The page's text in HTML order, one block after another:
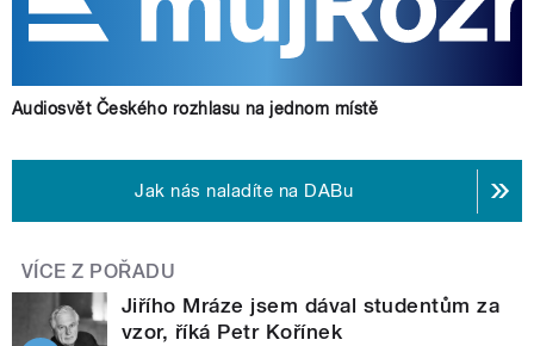
Audiosvět Českého rozhlasu na jednom místě
Jak nás naladíte na DABu
VÍCE Z POŘADU
Jiřího Mráze jsem dával studentům za
vzor, říká Petr Kořínek